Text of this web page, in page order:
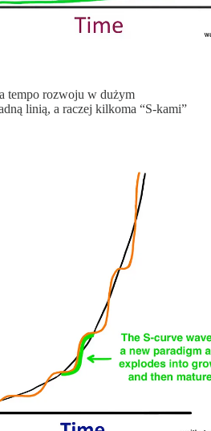
tempo rozwoju w dużym
linią, a raczej kilkoma “S-kami”